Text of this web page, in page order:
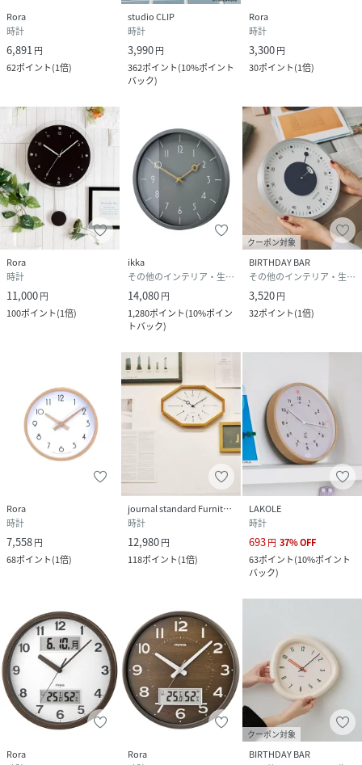
・電池が消耗している可能性があります。新しい電池に交換
頂くことをお勧めいたします。
◆お手入れについて
水洗いせず、乾いた柔らかい布で拭いてください。
＊静電気などにより、当製品を掛けて使用した際は壁面が汚
ください。
◆製品、電池、梱包材などの廃棄
・お住まいの地区自治体の廃棄方法に従って廃棄してくださ
い。
・当製品、電池、梱包材などは分別して廃棄してください。
※屋外の光や照明の当たり具合で、実際の商品の色味とカラ
ー別画像の色味に違いが発生する場合がございます。商品の
色味はスタジオ撮影の詳細画像にてご確認ください。
いますが、実物と若干異なる場合がございます。
ユニセックス
素材 メタル
サイズ Ｆ
品番
577230-01-00 QD1579)
Rora
時計
6,891 円
62ポイント(1倍)
studio CLIP
時計
3,990円
362ポイント(10%ポイント
バック)
Rora
時計
3,300円
30ポイント(1倍)
Rora
時計
11,000円
100ポイント(1倍)
ikka
その他のインテリア・生活雑貨
14,080円
1,280ポイント(10%ポイン
トバック)
クーポン対象
BIRTHDAY BAR
その他のインテリア・生活雑貨
3,520円
32ポイント(1倍)
Rora
時計
7,558円
68ポイント(1倍)
journal standard Furniture
時計
12,980円
118ポイント(1倍)
LAKOLE
時計
693円 37%OFF
63ポイント(10%ポイント
バック)
Rora
Rora
クーポン対象
BIRTHDAY BAR